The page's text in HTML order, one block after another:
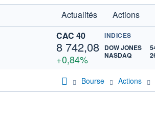
Actualités
Actions
CAC 40
8 742,08
+0,84%
INDICES
DOW JONES
NASDAQ
Bourse Actions